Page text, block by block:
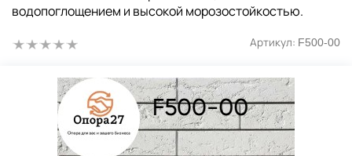
водопоглощением и высокой морозостойкостью.
Артикул: F500-00